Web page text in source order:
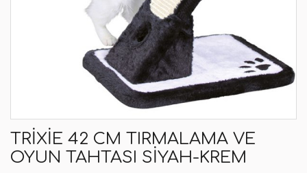
TRIXIE 42 CM TIRMALAMA VE
OYUN TAHTASI SIYAH-KREM